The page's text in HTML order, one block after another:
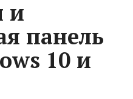
и
панель
10 и